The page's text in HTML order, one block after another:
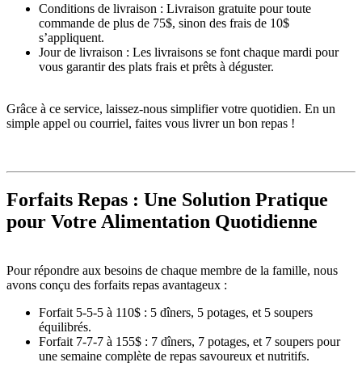
Conditions de livraison : Livraison gratuite pour toute
commande de plus de 75$, sinon des frais de 10$
s’appliquent.
Jour de livraison : Les livraisons se font chaque mardi pour
vous garantir des plats frais et prêts à déguster.
Grâce à ce service, laissez-nous simplifier votre quotidien. En un
simple appel ou courriel, faites vous livrer un bon repas !
Forfaits Repas : Une Solution Pratique
pour Votre Alimentation Quotidienne
Pour répondre aux besoins de chaque membre de la famille, nous
avons conçu des forfaits repas avantageux :
Forfait 5-5-5 à 110$ : 5 dîners, 5 potages, et 5 soupers
équilibrés.
Forfait 7-7-7 à 155$ : 7 dîners, 7 potages, et 7 soupers pour
une semaine complète de repas savoureux et nutritifs.